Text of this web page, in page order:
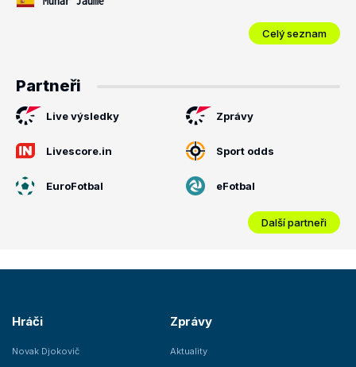
Celý seznam
Partneři
Live výsledky Zprávy
Livescore.in Sport odds
EuroFotbal eFotbal
Další partneři
Hráči
Novak Djokovič
Zprávy
Aktuality